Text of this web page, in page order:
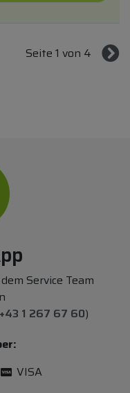
Seite 1 von 4
Service Team
+43 1 267 67 60)
VISA